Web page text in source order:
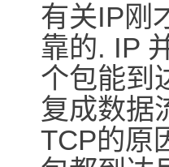
有关IP刚
靠的. IP
个包能到
复成数据
TCP的原